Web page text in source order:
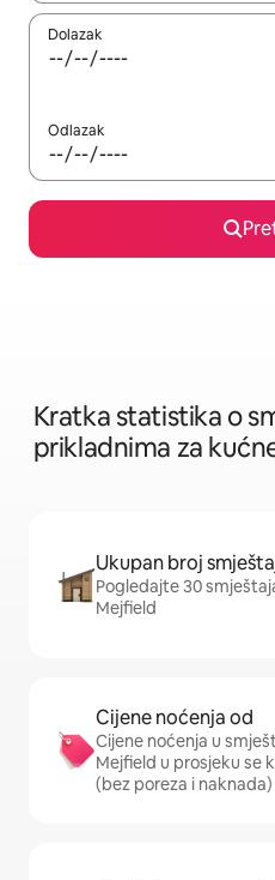
Dolazak
Odlazak
Kratka statistika o
prikladnima za
Ukupan broj
Pogledajte 30
Mejfield
Cijene noćenja od
Cijene noćenja u
Mejfield u prosjeku se
(bez poreza i naknada)